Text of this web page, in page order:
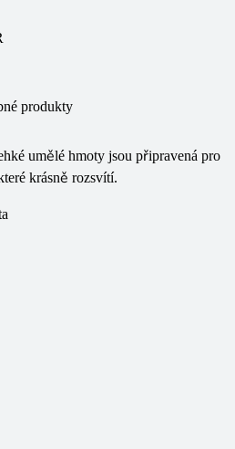
produkty
umělé hmoty jsou připravená pro
krásně rozsvítí.